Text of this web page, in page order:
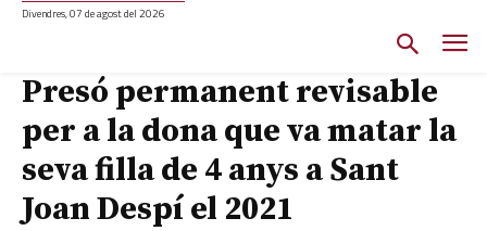
Divendres, 07 de agost del 2026
Presó permanent revisable
per a la dona que va matar la
seva filla de 4 anys a Sant
Joan Despí el 2021